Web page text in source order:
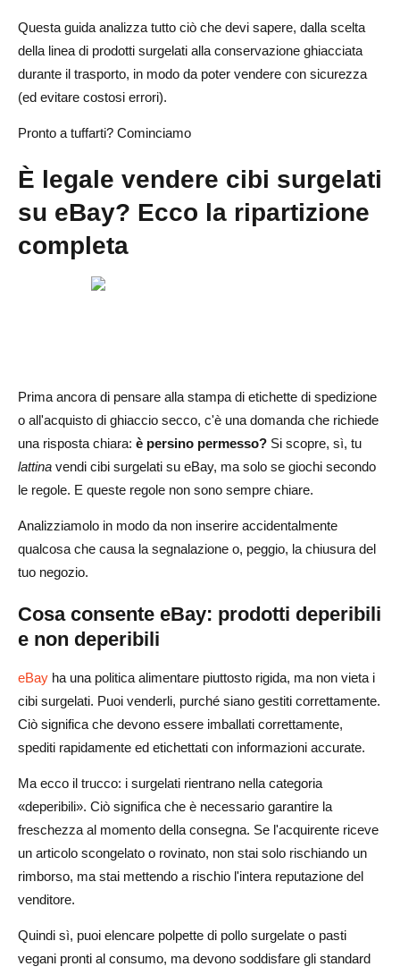
Come spedire alimenti surgelati senza che si sciolgano o
causino rimborsi
gel e fodere isolanti
Opzioni di spedizione: veloci, tracciabili e compatibili con
la catena del freddo
Creazione di un sistema di spedizione in 1 giorno
prevenzione prima di tutto
Domande frequenti su come vendere cibi surgelati su
eBay
Quali alimenti deperibili possono essere venduti su
Come devono essere elencati gli alimenti surgelati per
Quali sono i metodi di spedizione migliori per i surgelati?
Cosa succede se un acquirente riceve cibo scongelato o
si lamenta del deterioramento?
Questa guida analizza tutto ciò che devi sapere, dalla scelta
della linea di prodotti surgelati alla conservazione ghiacciata
durante il trasporto, in modo da poter vendere con sicurezza
(ed evitare costosi errori).
Pronto a tuffarti? Cominciamo
È legale vendere cibi surgelati
su eBay? Ecco la ripartizione
completa
Prima ancora di pensare alla stampa di etichette di spedizione
o all'acquisto di ghiaccio secco, c'è una domanda che richiede
una risposta chiara: è persino permesso? Si scopre, sì, tu
lattina vendi cibi surgelati su eBay, ma solo se giochi secondo
le regole. E queste regole non sono sempre chiare.
Analizziamolo in modo da non inserire accidentalmente
qualcosa che causa la segnalazione o, peggio, la chiusura del
tuo negozio.
Cosa consente eBay: prodotti deperibili
e non deperibili
eBay ha una politica alimentare piuttosto rigida, ma non vieta i
cibi surgelati. Puoi venderli, purché siano gestiti correttamente.
Ciò significa che devono essere imballati correttamente,
spediti rapidamente ed etichettati con informazioni accurate.
Ma ecco il trucco: i surgelati rientrano nella categoria
«deperibili». Ciò significa che è necessario garantire la
freschezza al momento della consegna. Se l'acquirente riceve
un articolo scongelato o rovinato, non stai solo rischiando un
rimborso, ma stai mettendo a rischio l'intera reputazione del
venditore.
Quindi sì, puoi elencare polpette di pollo surgelate o pasti
vegani pronti al consumo, ma devono soddisfare gli standard